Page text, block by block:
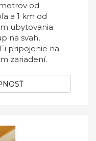
od
a 1 km od
ubytovania
na svah,
pripojenie na
zariadení.